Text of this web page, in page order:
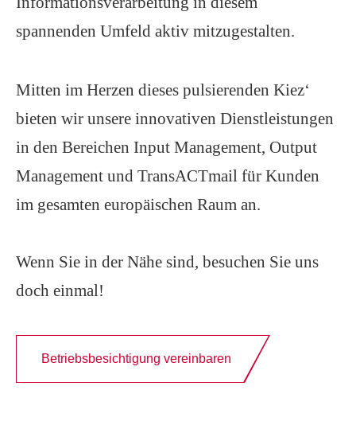
spannenden Umfeld aktiv mitzugestalten.
Mitten im Herzen dieses pulsierenden Kiez‘
bieten wir unsere innovativen Dienstleistungen
in den Bereichen Input Management, Output
Management und TransACTmail für Kunden
im gesamten europäischen Raum an.
Wenn Sie in der Nähe sind, besuchen Sie uns
doch einmal!
Betriebsbesichtigung vereinbaren